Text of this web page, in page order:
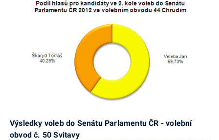
Výsledky voleb do Senátu Parlamentu ČR - volební
obvod č. 50 Svitavy